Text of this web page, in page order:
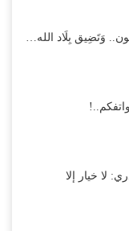
وَتَضِيق بِلَاد الله…
لا خيار إلا